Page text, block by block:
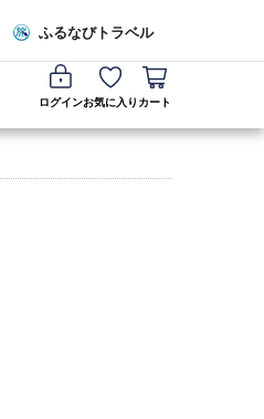
ふるなびトラベル
ログインお気に入り カート